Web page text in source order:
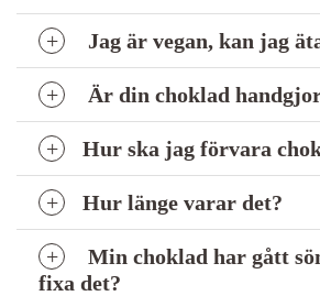
Jag är vegan, kan jag
Är din choklad
Hur ska jag förvara
Hur länge varar det?
Min choklad har gått
fixa det?